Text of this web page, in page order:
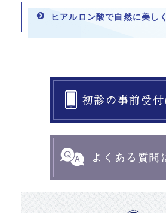
ヒアルロン酸で自然に美しく